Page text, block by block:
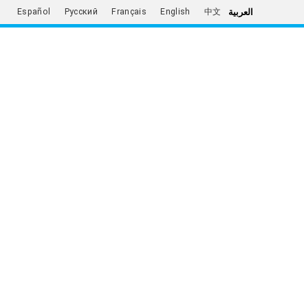
العربية 中文
English
Français
Русский
Español